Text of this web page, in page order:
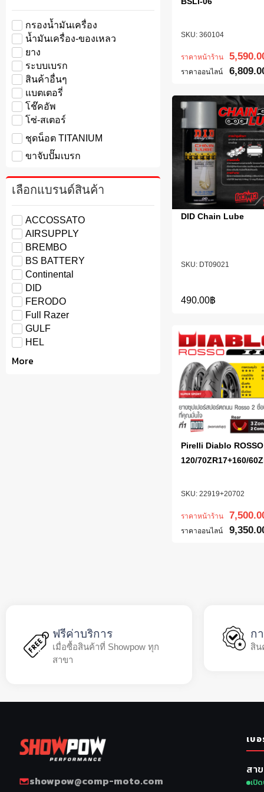
กรองน้ำมันเครื่อง
น้ำมันเครื่อง-ของเหลว
ยาง
ระบบเบรก
สินค้าอื่นๆ
แบตเตอรี่
โช๊คอัพ
โซ่-สเตอร์
ชุดน็อต TITANIUM
ขาจับปั๊มเบรก
เลือกแบรนด์สินค้า
ACCOSSATO
AIRSUPPLY
BREMBO
BS BATTERY
Continental
DID
FERODO
Full Razer
GULF
HEL
More
360104
ราคาหน้าร้าน
ราคาออนไลน์
DT09021
DID Chain Lube
490.00฿
22919+20702
Pirelli Diablo
120/70ZR17+160/
ราคาหน้าร้าน
ราคาออนไลน์
ฟรีค่าบริการ
เมื่อซื้อสินค้าที่ Showpow ทุก
สาขา
ก
สิน
showpow@comp-moto.com
เบ
สา
เปิ